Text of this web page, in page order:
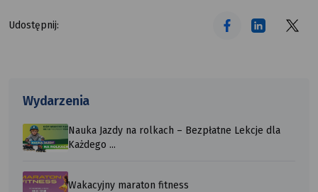
Udostępnij:
Wydarzenia
Nauka Jazdy na rolkach – Bezpłatne Lekcje dla
Każdego ...
Wakacyjny maraton fitness